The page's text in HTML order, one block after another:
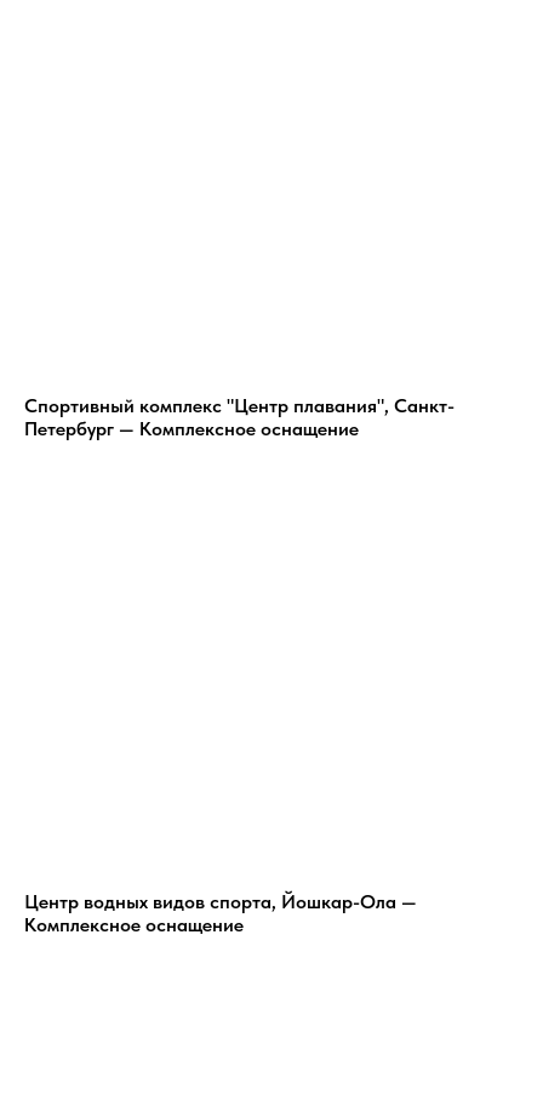
Спортивный комплекс "Центр плавания", Санкт-
Петербург — Комплексное оснащение
Центр водных видов спорта, Йошкар-Ола —
Комплексное оснащение